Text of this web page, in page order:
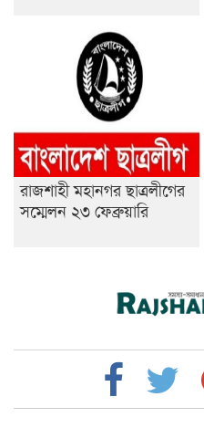
রাজশাহী মহানগর ছাত্রলীগের
সম্মেলন ২৩ ফেব্রুয়ারি